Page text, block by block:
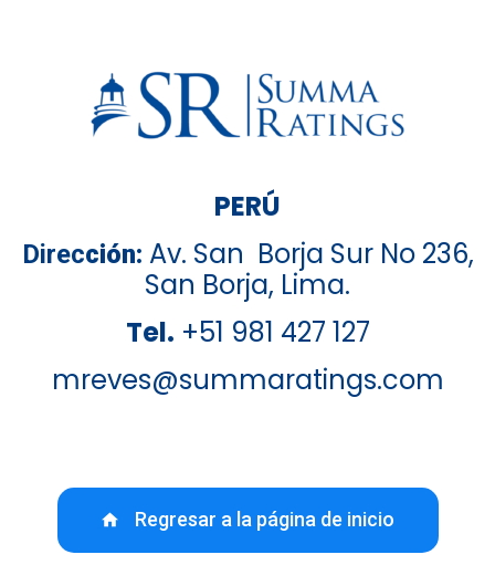
PERÚ
Dirección: Av. San Borja Sur No 236,
San Borja, Lima.
Tel. +51 981 427 127
mreves@summaratings.com
Regresar a la página de inicio